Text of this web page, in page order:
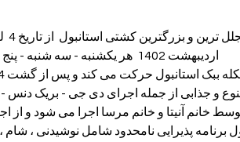
اردیبهشت 1402  هر یکشنبه - سه شنبه - پنج شنبه برگزار می شود.
و جذابی از جمله اجرای دی جی - بریک
خانم آنیتا و خانم مرسا اجرا می شود و از
برنامه پذیرایی نامحدود شامل نوشیدنی ، شام